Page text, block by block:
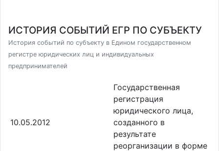
ИСТОРИЯ СОБЫТИЙ ЕГР ПО СУБЪЕКТУ
История событий по субъекту в Едином государственном
регистре юридических лиц и индивидуальных
предпринимателей
10.05.2012
Государственная
регистрация
юридического лица,
созданного в
результате
реорганизации в форме